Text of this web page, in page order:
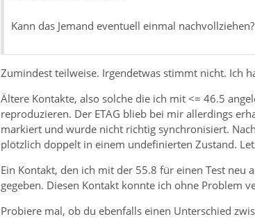
Kann das Jemand eventuell einmal nachvollziehen?
Zumindest teilweise. Irgendetwas stimmt nicht. Ich
Ältere Kontakte, also solche die ich mit <= 46.5
reproduzieren. Der ETAG blieb bei mir allerdings
markiert und wurde nicht richtig synchronisiert.
plötzlich doppelt in einem undefinierten Zustand.
Ein Kontakt, den ich mit der 55.8 für einen Test neu
gegeben. Diesen Kontakt konnte ich ohne Problem
Probiere mal, ob du ebenfalls einen Unterschied